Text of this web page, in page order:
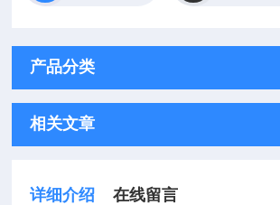
产品分类
相关文章
详细介绍 在线留言